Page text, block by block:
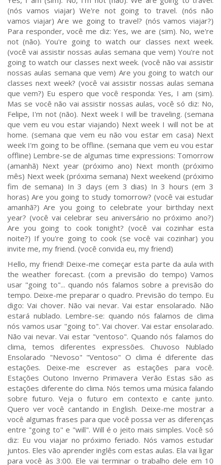
(nós vamos viajar) We're not going to travel. (nós não
vamos viajar) Are we going to travel? (nós vamos viajar?)
Para responder, você me diz: Yes, we are (sim). No, we're
not (não). You're going to watch our classes next week.
(você vai assistir nossas aulas semana que vem) You're not
going to watch our classes next week. (você não vai assistir
nossas aulas semana que vem) Are you going to watch our
classes next week? (você vai assistir nossas aulas semana
que vem?) Eu espero que você responda: Yes, I am (sim).
Mas se você não vai assistir nossas aulas, você só diz: No,
Felipe, I'm not (não). Next week I will be traveling. (semana
que vem eu vou estar viajando) Next week I will not be at
home. (semana que vem eu não vou estar em casa) Next
week I'm going to be offline. (semana que vem eu vou estar
offline) Lembre-se de algumas time expressions: Tomorrow
(amanhã) Next year (próximo ano) Next month (próximo
mês) Next week (próxima semana) Next weekend (próximo
fim de semana) In 3 days (em 3 dias) In 3 hours (em 3
horas) Are you going to study tomorrow? (você vai estudar
amanhã?) Are you going to celebrate your birthday next
year? (você vai celebrar seu aniversário no próximo ano?)
Are you going to cook tonight? (você vai cozinhar esta
noite?) If you're going to cook (se você vai cozinhar) you
invite me, my friend. (você convida eu, my friend)
Hello, my friend! Deixe-me começar esta parte da aula with
the weather forecast. (com a previsão do tempo) Vamos
usar "going to"... quando nós falamos sobre a previsão do
tempo. Deixe-me preparar o quadro. Previsão do tempo. Eu
digo: Vai chover. Não vai nevar. Vai estar ensolarado. Não
estará nublado. Lembre-se: quando nós falamos de clima
nós vamos usar "going to". Vai chover. Vai estar ensolarado.
Não vai nevar. Vai estar "ventoso". Quando nós falamos do
clima, temos diferentes expressões. Chuvoso Nublado
Ensolarado "Nevoso" "Ventoso" O clima é diferente das
estações. Deixe-me escrever as estações para você.
Estações Outono Inverno Primavera Verão Estas são as
estações diferente do clima. Nós temos uma música falando
sobre futuro. Veja o futuro em contexto e cante junto.
Quero ver você cantando in English. Deixe-me mostrar a
você algumas frases para que você possa ver as diferenças
entre "going to" e "will". Will é o jeito mais simples. Você só
diz: Eu vou viajar no próximo feriado. Nós vamos estudar
juntos. Eles vão aprender inglês com estas aulas. Ela vai ligar
para você às 3:00. Ele vai terminar o trabalho dele em 10